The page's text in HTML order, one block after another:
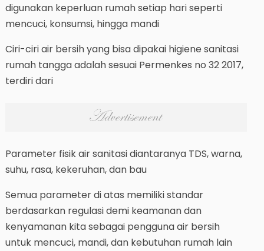
digunakan keperluan rumah setiap hari seperti
mencuci, konsumsi, hingga mandi
Ciri-ciri air bersih yang bisa dipakai higiene sanitasi
rumah tangga adalah sesuai Permenkes no 32 2017,
terdiri dari
Parameter fisik air sanitasi diantaranya TDS, warna,
suhu, rasa, kekeruhan, dan bau
Semua parameter di atas memiliki standar
berdasarkan regulasi demi keamanan dan
kenyamanan kita sebagai pengguna air bersih
untuk mencuci, mandi, dan kebutuhan rumah lain